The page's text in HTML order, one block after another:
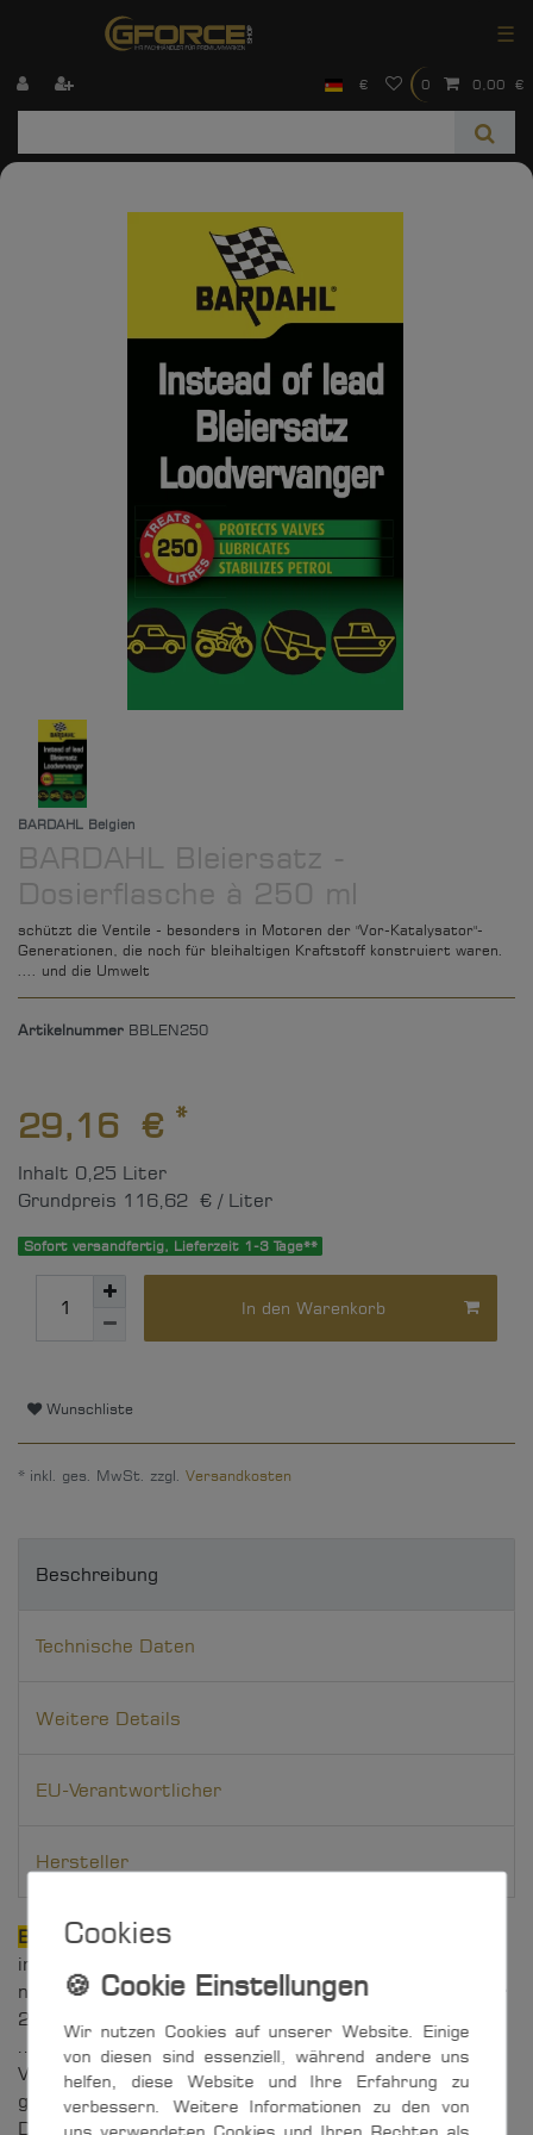
☰
€ 0 0,00 €
BARDAHL Belgien
BARDAHL Bleiersatz -
Dosierflasche à 250 ml
schützt die Ventile - besonders in Motoren der "Vor-Katalysator"-
Generationen, die noch für bleihaltigen Kraftstoff konstruiert waren.
.... und die Umwelt
Artikelnummer BBLEN250
29,16 € *
Inhalt 0,25 Liter
Grundpreis 116,62 € / Liter
Sofort versandfertig, Lieferzeit 1-3 Tage**
In den Warenkorb
Wunschliste
* inkl. ges. MwSt. zzgl. Versandkosten
Beschreibung
Technische Daten
Weitere Details
EU-Verantwortlicher
Hersteller
BARDAHL Bleiersatz
in Motoren der "Vor-Katalysator"-Generationen, die
noch für bleihaltigen Kraftstoff konstruiert waren. Für
2- und 4-Taktmotoren.
.... und die Umwelt
Vor dem Tanken in den Benzintank geben. Dies
geschieht sehr einfach durch die praktische
Dosierflasche.
Cookies
Wir nutzen Cookies auf unserer Website. Einige
von diesen sind essenziell, während andere uns
helfen, diese Website und Ihre Erfahrung zu
verbessern. Weitere Informationen zu den von
uns verwendeten Cookies und Ihren Rechten als